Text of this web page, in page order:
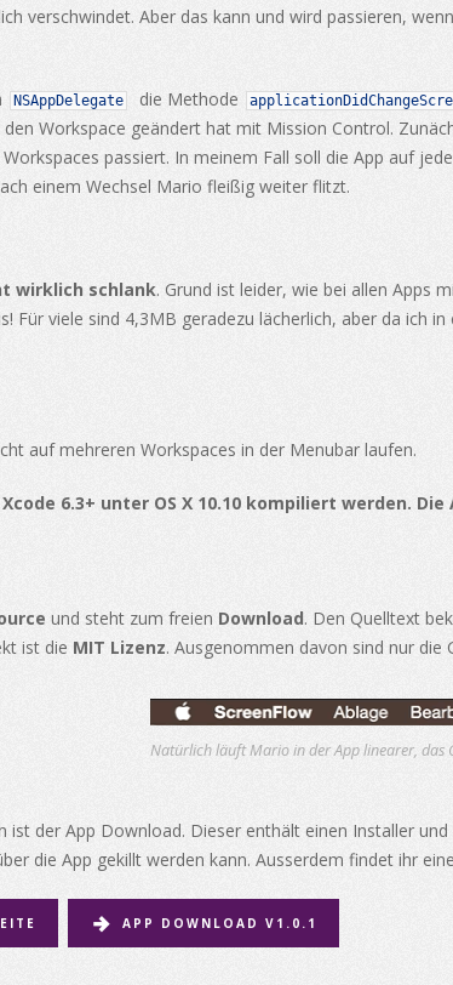
verschwindet. Aber das kann und wird passieren,
NSAppDelegate die Methode
Workspace geändert hat mit Mission Control.
passiert. In meinem Fall soll die App auf
einem Wechsel Mario fleißig weiter flitzt.
wirklich schlank. Grund ist leider, wie bei allen Apps
Für viele sind 4,3MB geradezu lächerlich, aber da ich
auf mehreren Workspaces in der Menubar laufen.
6.3+ unter OS X 10.10 kompiliert werden.
und steht zum freien Download. Den Quelltext
ist die MIT Lizenz. Ausgenommen davon sind nur die
Natürlich läuft Mario in der App linearer, das
ist der App Download. Dieser enthält einen Installer
die App gekillt werden kann. Ausserdem findet ihr
APP DOWNLOAD V1.0.1